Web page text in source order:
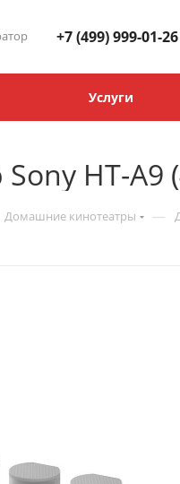
+7 (499) 999-01-26
Услуги
HT-A9
Домашние кинотеатры —